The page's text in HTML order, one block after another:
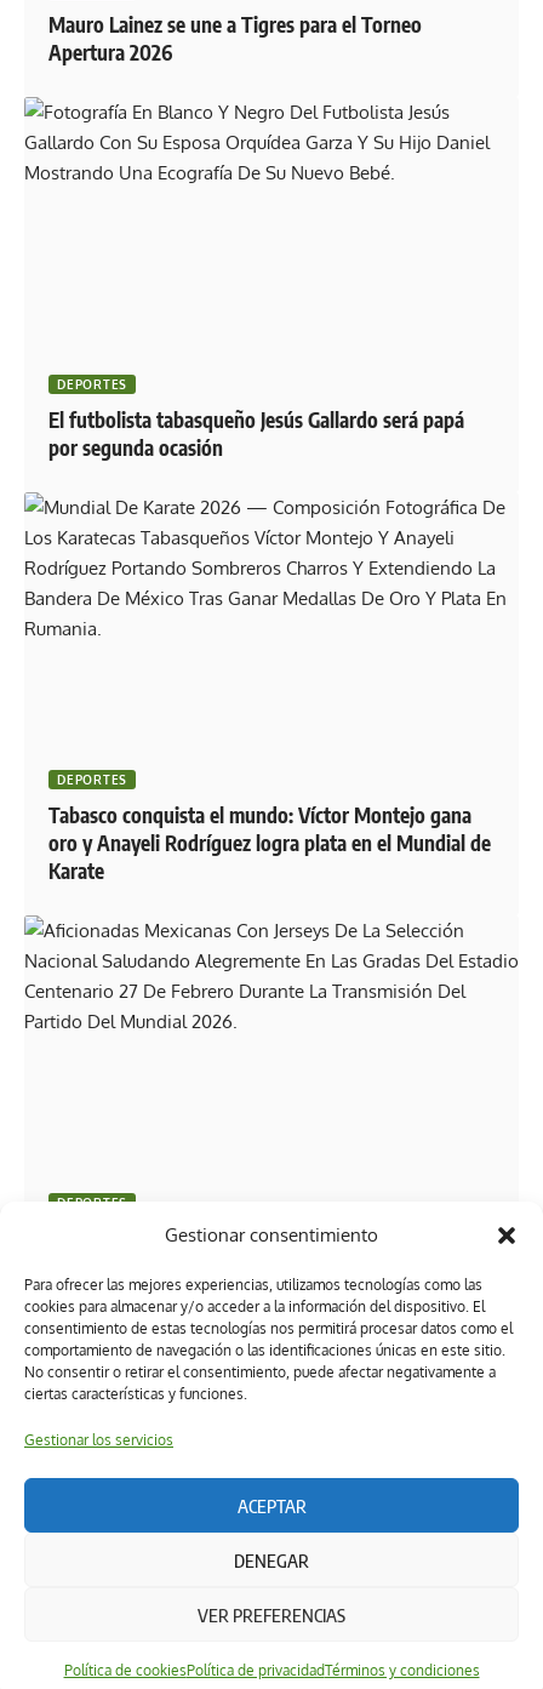
Gestionar consentimiento
Para ofrecer las mejores experiencias, utilizamos tecnologías como las
cookies para almacenar y/o acceder a la información del dispositivo. El
consentimiento de estas tecnologías nos permitirá procesar datos como el
comportamiento de navegación o las identificaciones únicas en este sitio.
No consentir o retirar el consentimiento, puede afectar negativamente a
ciertas características y funciones.
Gestionar los servicios
ACEPTAR
DENEGAR
VER PREFERENCIAS
Política de cookiesPolítica de privacidadTérminos y condiciones
Mauro Lainez se une a Tigres para el Torneo
Apertura 2026
DEPORTES
El futbolista tabasqueño Jesús Gallardo será papá
por segunda ocasión
DEPORTES
Tabasco conquista el mundo: Víctor Montejo gana
oro y Anayeli Rodríguez logra plata en el Mundial de
Karate
DEPORTES
México vs. Inglaterra: Dónde ver gratis el partido y
DERECHOS RESERVADOS 2026 Powered by: Ruta 22 Hub & Medios
Directorio
↑